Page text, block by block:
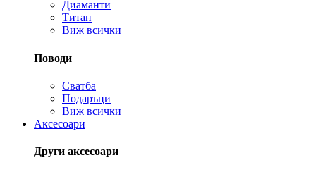
Диаманти
Титан
Виж всички
Поводи
Сватба
Подаръци
Виж всички
Аксесоари
Други аксесоари